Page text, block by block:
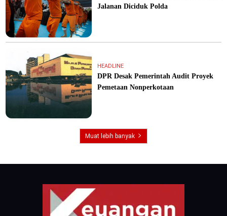
Jalanan Diciduk Polda
HEADLINE
DPR Desak Pemerintah Audit Proyek
Pemetaan Nonperkotaan
Muat lebih banyak